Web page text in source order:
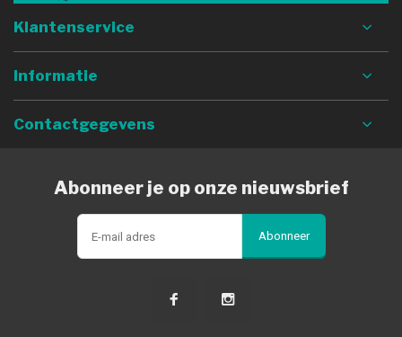
Klantenservice
Informatie
Contactgegevens
Abonneer je op onze nieuwsbrief
Abonneer